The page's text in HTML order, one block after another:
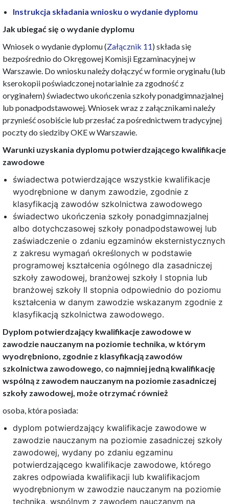
Instrukcja składania wniosku o wydanie dyplomu
Jak ubiegać się o wydanie dyplomu
Wniosek o wydanie dyplomu (Załącznik 11) składa się
bezpośrednio do Okręgowej Komisji Egzaminacyjnej w
Warszawie. Do wniosku należy dołączyć w formie oryginału (lub
kserokopii poświadczonej notarialnie za zgodność z
oryginałem) świadectwo ukończenia szkoły ponadgimnazjalnej
lub ponadpodstawowej. Wniosek wraz z załącznikami należy
przynieść osobiście lub przesłać za pośrednictwem tradycyjnej
poczty do siedziby OKE w Warszawie.
Warunki uzyskania dyplomu potwierdzającego kwalifikacje
zawodowe
świadectwa potwierdzające wszystkie kwalifikacje
wyodrębnione w danym zawodzie, zgodnie z
klasyfikacją zawodów szkolnictwa zawodowego
świadectwo ukończenia szkoły ponadgimnazjalnej
albo dotychczasowej szkoły ponadpodstawowej lub
zaświadczenie o zdaniu egzaminów eksternistycznych
z zakresu wymagań określonych w podstawie
programowej kształcenia ogólnego dla zasadniczej
szkoły zawodowej, branżowej szkoły I stopnia lub
branżowej szkoły II stopnia odpowiednio do poziomu
kształcenia w danym zawodzie wskazanym zgodnie z
klasyfikacją szkolnictwa zawodowego.
Dyplom potwierdzający kwalifikacje zawodowe w
zawodzie nauczanym na poziomie technika, w którym
wyodrębniono, zgodnie z klasyfikacją zawodów
szkolnictwa zawodowego, co najmniej jedną kwalifikację
wspólną z zawodem nauczanym na poziomie zasadniczej
szkoły zawodowej, może otrzymać również
osoba, która posiada:
dyplom potwierdzający kwalifikacje zawodowe w
zawodzie nauczanym na poziomie zasadniczej szkoły
zawodowej, wydany po zdaniu egzaminu
potwierdzającego kwalifikacje zawodowe, którego
zakres odpowiada kwalifikacji lub kwalifikacjom
wyodrębnionym w zawodzie nauczanym na poziomie
technika, wspólnym z zawodem nauczanym na